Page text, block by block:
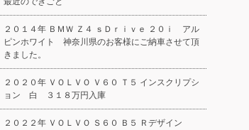
２０１４年 ＢＭＷ Ｚ４ ｓＤｒｉｖｅ ２０ｉ アル
ピンホワイト 神奈川県のお客様にご納車させて頂
きました。
２０２０年 ＶＯＬＶＯ Ｖ６０ Ｔ５ インスクリプシ
ョン 白 ３１８万円入庫
２０２２年 ＶＯＬＶＯ Ｓ６０ Ｂ５ Ｒデザイン